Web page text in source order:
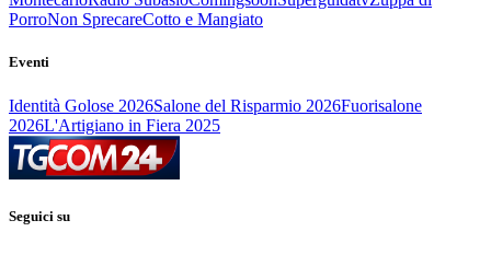
PorroNon SprecareCotto e Mangiato
Eventi
Identità Golose 2026Salone del Risparmio 2026Fuorisalone
2026L'Artigiano in Fiera 2025
Seguici su